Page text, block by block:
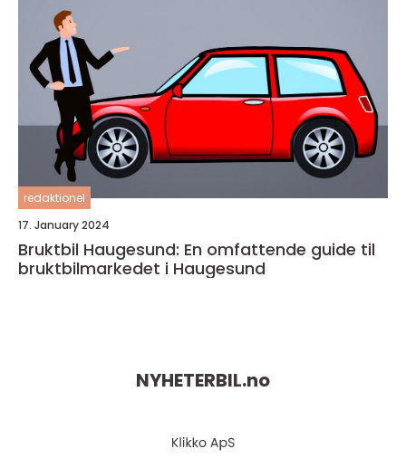
redaktionel
17. January 2024
Bruktbil Haugesund: En omfattende guide til
bruktbilmarkedet i Haugesund
NYHETERBIL.no